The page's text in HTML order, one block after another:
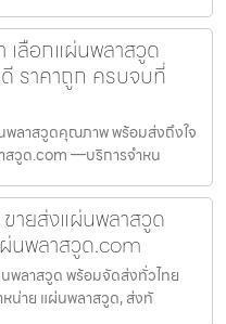
เลือกแผ่นพลาสวูด
ราคาถูก ครบจบที่
พลาสวูดคุณภาพ พร้อมส่งถึงใจ
สวูด.com —บริการจำหน
ายส่งแผ่นพลาสวูด
นพลาสวูด.com
พลาสวูด พร้อมจัดส่งทั่วไทย
น่าย แผ่นพลาสวูด, ส่งทั